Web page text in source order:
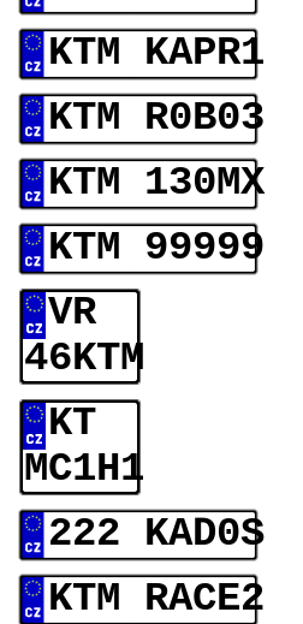
KTM KAPR1
KTM R0B03
KTM 130MX
KTM 99999
VR
46KTM
KT
MC1H1
222 KAD0S
KTM RACE2